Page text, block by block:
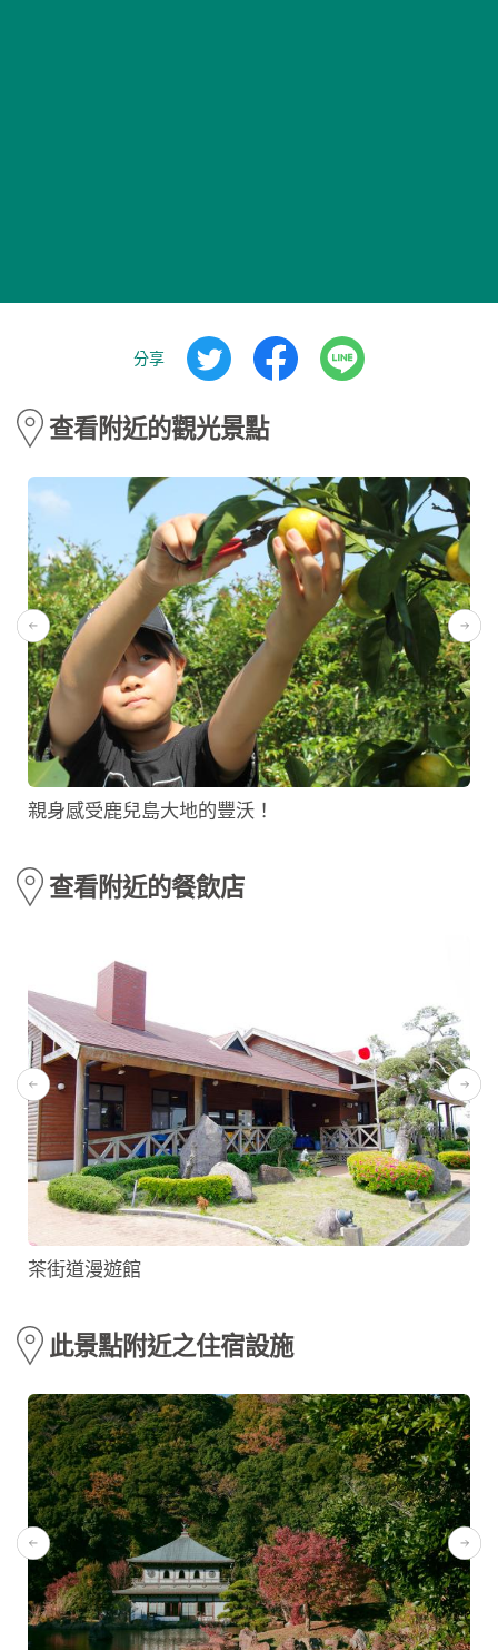
分享
查看附近的觀光景點
親身感受鹿兒島大地的豐沃！
查看附近的餐飲店
茶街道漫遊館
此景點附近之住宿設施